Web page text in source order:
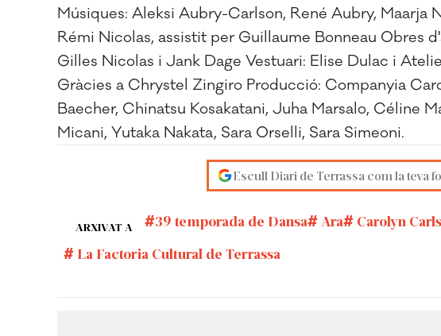
Músiques: Aleksi Aubry-Carlson, René Aubry, Maarja
Rémi Nicolas, assistit per Guillaume Bonneau Obres
Gilles Nicolas i Jank Dage Vestuari: Elise Dulac i
Gràcies a Chrystel Zingiro Producció: Companyia
Baecher, Chinatsu Kosakatani, Juha Marsalo, Céline
Micani, Yutaka Nakata, Sara Orselli, Sara Simeoni.
Escull Diari de Terrassa com la teva
ARXIVAT A 39 temporada de Dansa Ara Carolyn
La Factoria Cultural de Terrassa